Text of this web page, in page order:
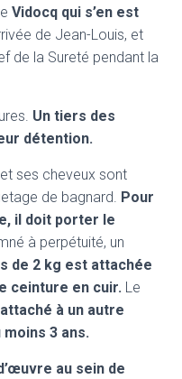
Vidocq qui s’en est
de Jean-Louis, et
de la Sureté pendant la
Un tiers des
détention.
ses cheveux sont
de bagnard. Pour
il doit porter le
à perpétuité, un
de 2 kg est attachée
ceinture en cuir. Le
attaché à un autre
3 ans.
au sein de